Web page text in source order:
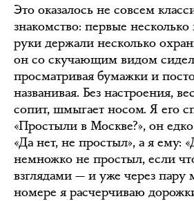
Это оказалось не совсем
знакомство: первые
руки держали несколько
он со скучающим видом
просматривая бумажки и
названивая. Без настроения,
сопит, шмыгает носом. Я его
«Простыли в Москве?», он едко
«Да нет, не простыл», а я ему:
немножко не простыл, если
взглядами — и уже через пару
номере я расчерчиваю